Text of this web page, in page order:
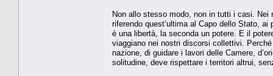
Non allo stesso modo, non in tutti i casi.
riferendo quest’ultima al Capo dello Stato,
è una libertà, la seconda un potere. E il
viaggiano nei nostri discorsi collettivi. Perché
nazione, di guidare i lavori delle Camere,
solitudine, deve rispettare i territori altrui,